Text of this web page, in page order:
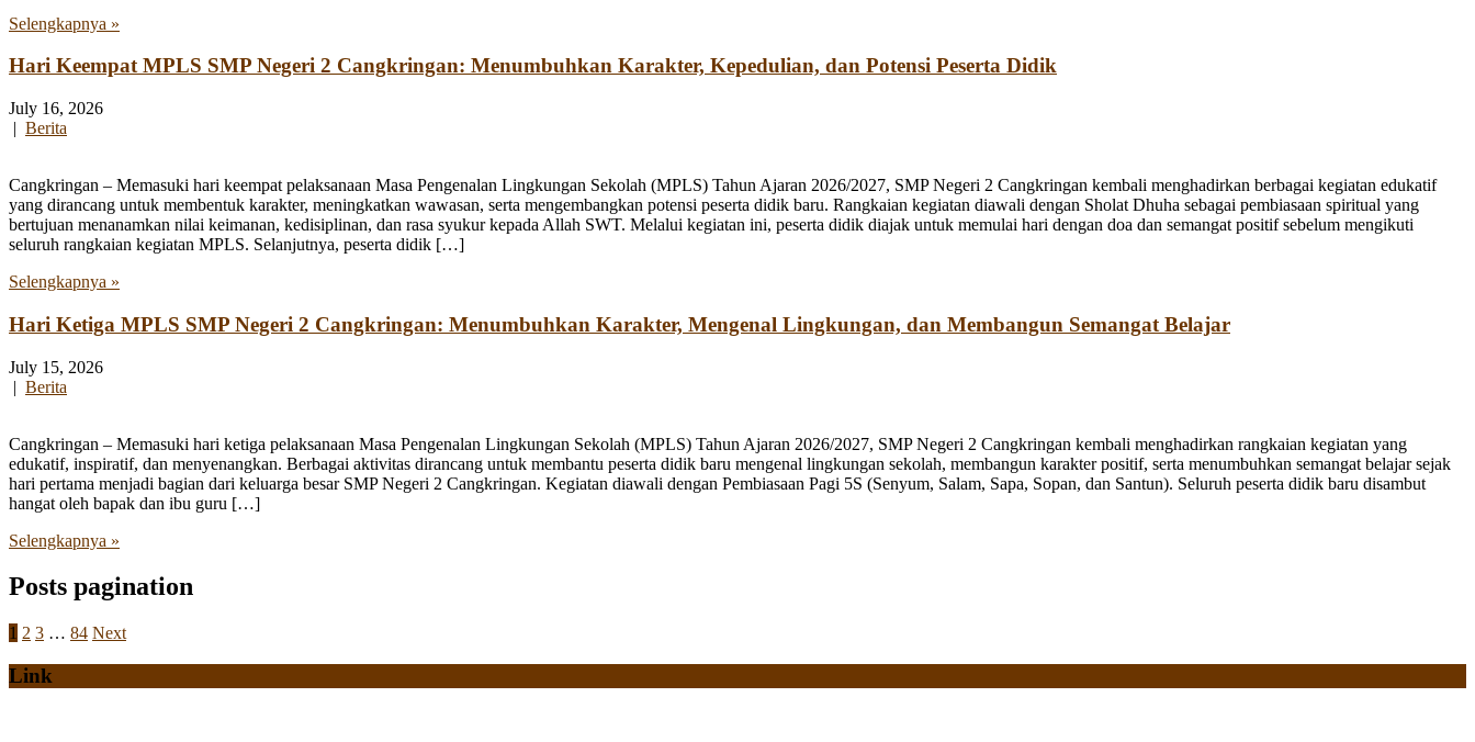
Selengkapnya »
Hari Keempat MPLS SMP Negeri 2 Cangkringan: Menumbuhkan Karakter, Kepedulian, dan Potensi Peserta Didik
July 16, 2026
| Berita
Cangkringan – Memasuki hari keempat pelaksanaan Masa Pengenalan Lingkungan Sekolah (MPLS) Tahun Ajaran 2026/2027, SMP Negeri 2 Cangkringan kembali menghadirkan berbagai kegiatan edukatif
yang dirancang untuk membentuk karakter, meningkatkan wawasan, serta mengembangkan potensi peserta didik baru. Rangkaian kegiatan diawali dengan Sholat Dhuha sebagai pembiasaan spiritual yang
bertujuan menanamkan nilai keimanan, kedisiplinan, dan rasa syukur kepada Allah SWT. Melalui kegiatan ini, peserta didik diajak untuk memulai hari dengan doa dan semangat positif sebelum mengikuti
seluruh rangkaian kegiatan MPLS. Selanjutnya, peserta didik […]
Selengkapnya »
Hari Ketiga MPLS SMP Negeri 2 Cangkringan: Menumbuhkan Karakter, Mengenal Lingkungan, dan Membangun Semangat Belajar
July 15, 2026
| Berita
Cangkringan – Memasuki hari ketiga pelaksanaan Masa Pengenalan Lingkungan Sekolah (MPLS) Tahun Ajaran 2026/2027, SMP Negeri 2 Cangkringan kembali menghadirkan rangkaian kegiatan yang
edukatif, inspiratif, dan menyenangkan. Berbagai aktivitas dirancang untuk membantu peserta didik baru mengenal lingkungan sekolah, membangun karakter positif, serta menumbuhkan semangat belajar sejak
hari pertama menjadi bagian dari keluarga besar SMP Negeri 2 Cangkringan. Kegiatan diawali dengan Pembiasaan Pagi 5S (Senyum, Salam, Sapa, Sopan, dan Santun). Seluruh peserta didik baru disambut
hangat oleh bapak dan ibu guru […]
Selengkapnya »
Posts pagination
1 2 3 … 84 Next
Link